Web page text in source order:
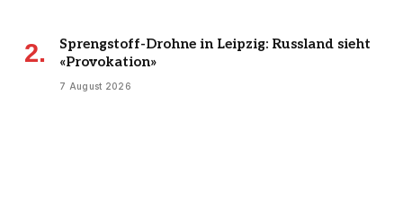
Sprengstoff-Drohne in Leipzig: Russland sieht
«Provokation»
7 August 2026